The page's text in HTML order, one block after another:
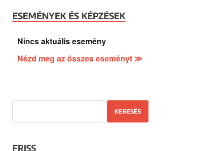
ESEMÉNYEK ÉS KÉPZÉSEK
Nincs aktuális esemény
Nézd meg az összes eseményt ≫
KERESÉS
FRISS